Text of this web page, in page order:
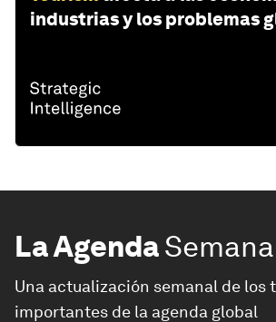
industrias y los problemas
La Agenda
Una actualización semanal de los
importantes de la agenda global